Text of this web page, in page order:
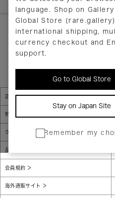
language. Shop on Gallery
Global Store
international shipping,
currency checkout and
support.
Go to Global Store
Stay on Japan Site
Remember my
ヘルプ
お問い合わせ
当店について
店舗一覧
特定商取引法に基づく表示
グローバルプライバシーポリシー
反社会的勢力に対する基本方針
会員規約
海外通販サイト